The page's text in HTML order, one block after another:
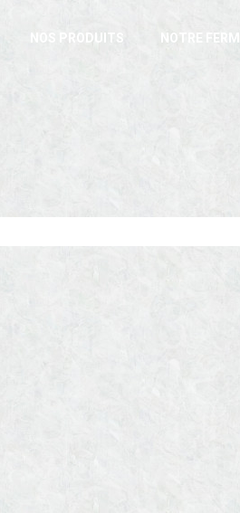
NOS PRODUITS NOTRE